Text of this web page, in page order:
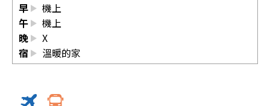
早
機上
午
機上
晚
X
宿
溫暖的家